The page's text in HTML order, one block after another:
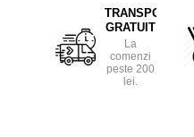
TRANSPORT
GRATUIT
La
comenzi
peste 200
lei.